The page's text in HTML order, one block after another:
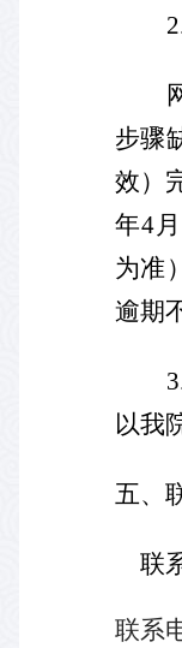
步骤
效）
年4月
为准
逾期
以我
五、
联
联系